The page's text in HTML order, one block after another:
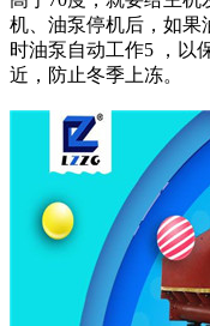
机、油泵停机后，如果
时油泵自动工作5 ，以
近，防止冬季上冻。